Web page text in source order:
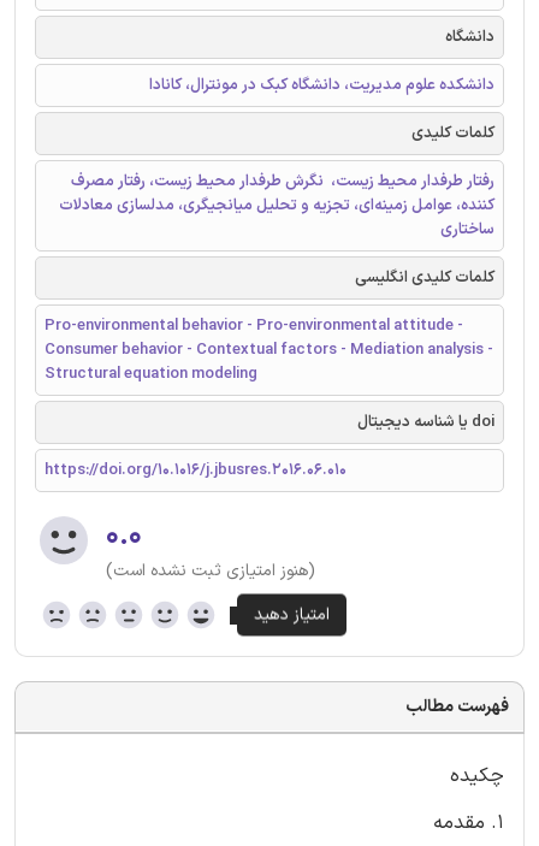
دانشگاه
دانشکده علوم مدیریت، دانشگاه کبک در مونترال، کانادا
کلمات کلیدی
رفتار طرفدار محیط زیست، ‌ نگرش طرفدار محیط زیست، رفتار مصرف
کننده،‌ عوامل زمینه‌ای، تجزیه و تحلیل میانجیگری، مدلسازی معادلات
ساختاری
کلمات کلیدی انگلیسی
Pro-environmental behavior - Pro-environmental attitude -
Consumer behavior - Contextual factors - Mediation analysis -
Structural equation modeling
doi یا شناسه دیجیتال
https://doi.org/10.1016/j.jbusres.2016.06.010
۰.۰
(هنوز امتیازی ثبت نشده است)
فهرست مطالب
چکیده
1. مقدمه